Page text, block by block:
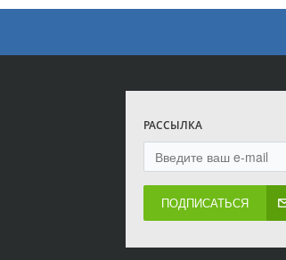
РАССЫЛКА
ПОДПИСАТЬСЯ